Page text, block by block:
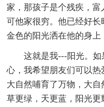
家，那孩子是个残疾，富
可他家很穷。他已经好
金色的阳光洒在他的身上
这就是我---阳光。
心，我希望朋友们可以
大自然哺育了万物，大
草更绿，天更蓝，阳光